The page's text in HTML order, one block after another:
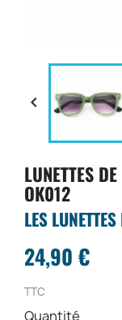

LUNETTES
OK012
LES
24,90 €
TTC
Quantité